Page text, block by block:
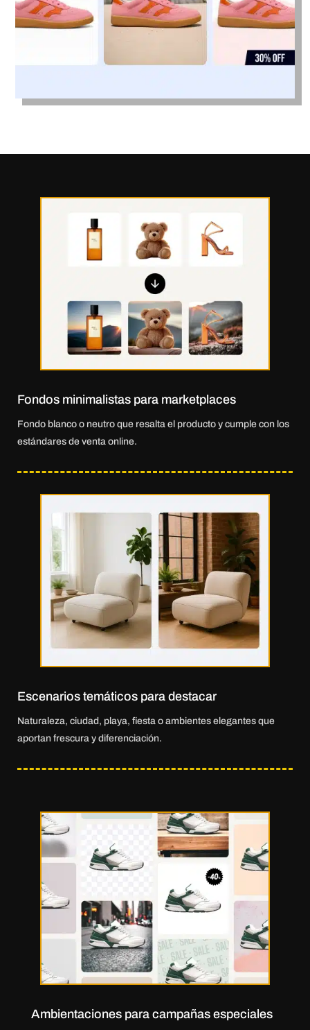
Fondos minimalistas para marketplaces
Fondo blanco o neutro que resalta el producto y cumple con los
estándares de venta online.
Escenarios temáticos para destacar
Naturaleza, ciudad, playa, fiesta o ambientes elegantes que
aportan frescura y diferenciación.
Ambientaciones para campañas especiales